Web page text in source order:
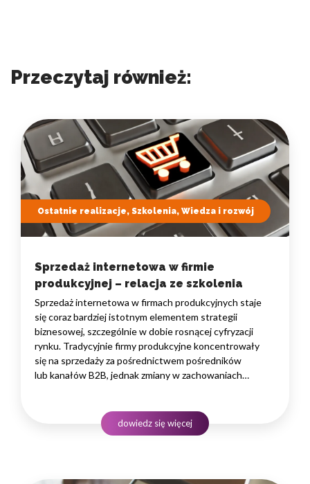
Przeczytaj również:
Ostatnie realizacje, Szkolenia, Wiedza i rozwój
Sprzedaż internetowa w firmie
produkcyjnej – relacja ze szkolenia
Sprzedaż internetowa w firmach produkcyjnych staje
się coraz bardziej istotnym elementem strategii
biznesowej, szczególnie w dobie rosnącej cyfryzacji
rynku. Tradycyjnie firmy produkcyjne koncentrowały
się na sprzedaży za pośrednictwem pośredników
lub kanałów B2B, jednak zmiany w zachowaniach
się atrakcyjną i skuteczną formą dystrybucji. Dzięki
sprzedaży online firmy produkcyjne mogą skrócić
dowiedz się więcej